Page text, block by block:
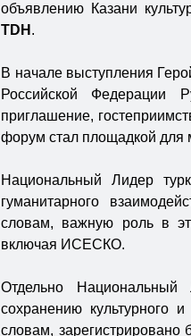
объявлению Казани
TDH .
В начале выступления
Российской Федерации
приглашение,
форум стал площадкой для
Национальный Лидер
гуманитарного
словам, важную роль в
включая ИСЕСКО.
Отдельно Национальный
сохранению культурного
словам, зарегистрировано